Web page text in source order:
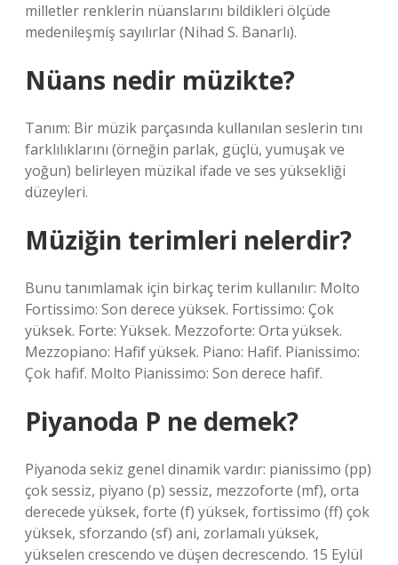
milletler renklerin nüanslarını bildikleri ölçüde
medenileşmiş sayılırlar (Nihad S. Banarlı).
Nüans nedir müzikte?
Tanım: Bir müzik parçasında kullanılan seslerin tını
farklılıklarını (örneğin parlak, güçlü, yumuşak ve
yoğun) belirleyen müzikal ifade ve ses yüksekliği
düzeyleri.
Müziğin terimleri nelerdir?
Bunu tanımlamak için birkaç terim kullanılır: Molto
Fortissimo: Son derece yüksek. Fortissimo: Çok
yüksek. Forte: Yüksek. Mezzoforte: Orta yüksek.
Mezzopiano: Hafif yüksek. Piano: Hafif. Pianissimo:
Çok hafif. Molto Pianissimo: Son derece hafif.
Piyanoda P ne demek?
Piyanoda sekiz genel dinamik vardır: pianissimo (pp)
çok sessiz, piyano (p) sessiz, mezzoforte (mf), orta
derecede yüksek, forte (f) yüksek, fortissimo (ff) çok
yüksek, sforzando (sf) ani, zorlamalı yüksek,
yükselen crescendo ve düşen decrescendo. 15 Eylül